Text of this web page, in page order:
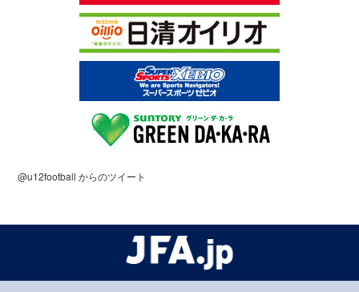
@u12football からのツイート